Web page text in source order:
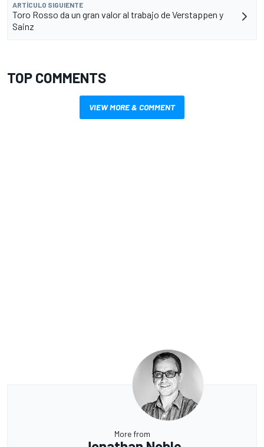
ARTÍCULO SIGUIENTE
Toro Rosso da un gran valor al trabajo de Verstappen y
Sainz
TOP COMMENTS
VIEW MORE & COMMENT
More from